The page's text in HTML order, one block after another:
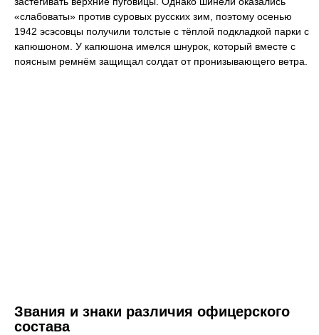
«слабоваты» против суровых русских зим, поэтому осенью
1942 эсэсовцы получили толстые с тёплой подкладкой парки с
капюшоном. У капюшона имелся шнурок, который вместе с
поясным ремнём защищал солдат от пронизывающего ветра.
Звания и знаки различия офицерского
состава